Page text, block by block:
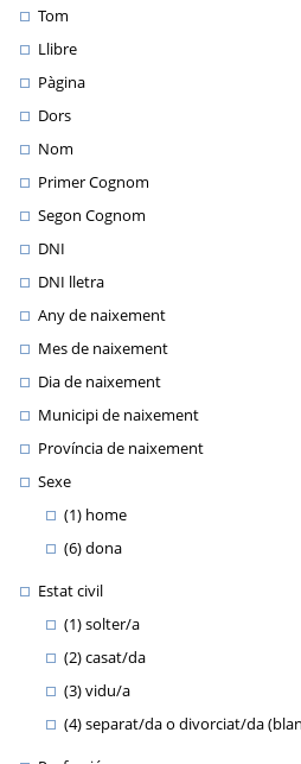
Tom
Llibre
Pàgina
Dors
Nom
Primer Cognom
Segon Cognom
DNI
DNI lletra
Any de naixement
Mes de naixement
Dia de naixement
Municipi de naixement
Província de naixement
Sexe
(1) home
(6) dona
Estat civil
(1) solter/a
(2) casat/da
(3) vidu/a
(4) separat/da o divorciat/da